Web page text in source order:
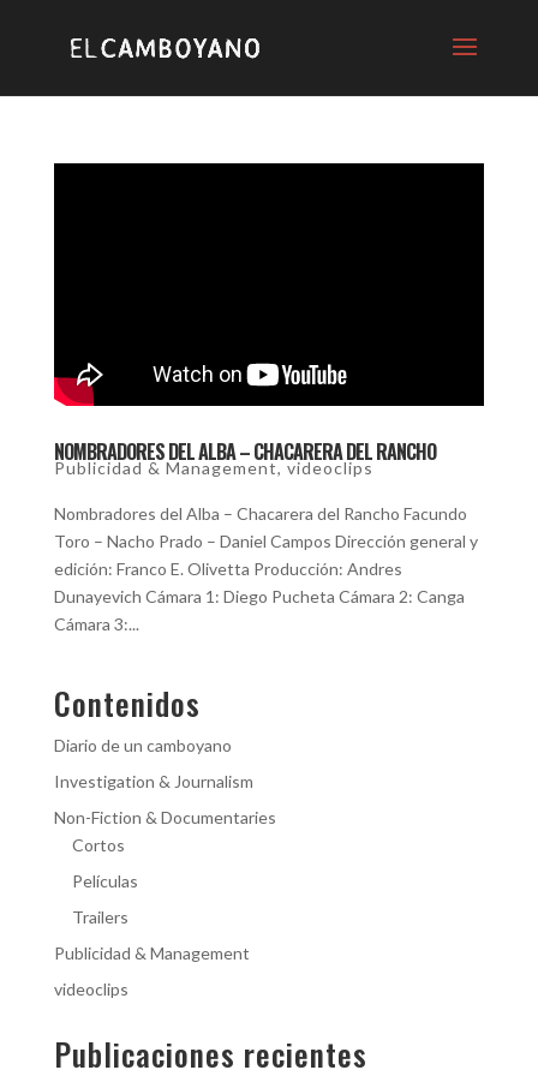
NOMBRADORES DEL ALBA – CHACARERA DEL RANCHO
Publicidad & Management, videoclips
Nombradores del Alba – Chacarera del Rancho Facundo
Toro – Nacho Prado – Daniel Campos Dirección general y
edición: Franco E. Olivetta Producción: Andres
Dunayevich Cámara 1: Diego Pucheta Cámara 2: Canga
Cámara 3:...
Contenidos
Diario de un camboyano
Investigation & Journalism
Non-Fiction & Documentaries
Cortos
Películas
Trailers
Publicidad & Management
videoclips
Publicaciones recientes